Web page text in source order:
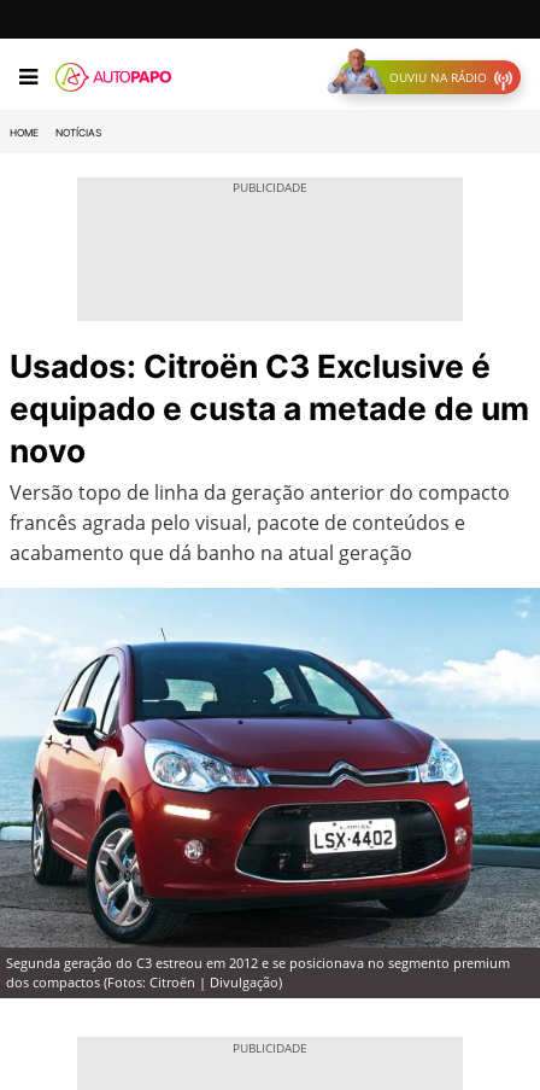
OUVIU NA RÁDIO
HOME NOTÍCIAS
Usados: Citroën C3 Exclusive é
equipado e custa a metade de um
novo
Versão topo de linha da geração anterior do compacto
francês agrada pelo visual, pacote de conteúdos e
acabamento que dá banho na atual geração
Segunda geração do C3 estreou em 2012 e se posicionava no segmento premium
dos compactos (Fotos: Citroën | Divulgação)